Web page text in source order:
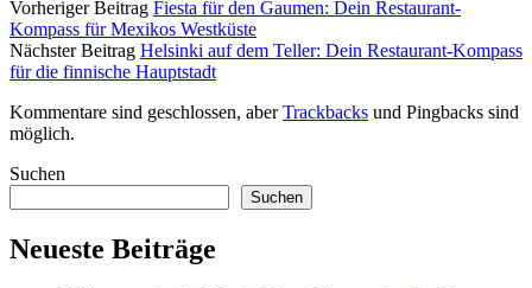
Vorheriger Beitrag Fiesta für den Gaumen: Dein Restaurant-
Kompass für Mexikos Westküste
Nächster Beitrag Helsinki auf dem Teller: Dein Restaurant-Kompass
für die finnische Hauptstadt
Kommentare sind geschlossen, aberTrackbacks und Pingbacks sind
möglich.
Sidebar
Suchen
Suchen
Neueste Beiträge